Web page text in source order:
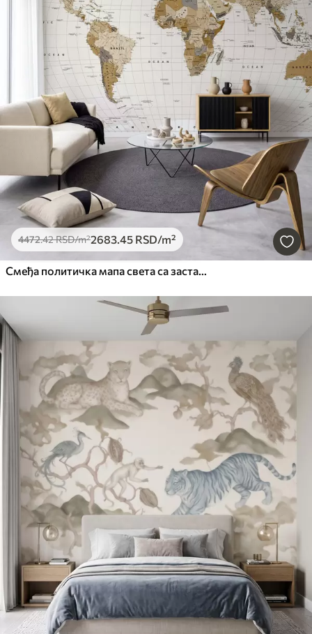
4472.42RSD/m²2683.45 RSD/m²
Смеђа политичка мапа света са заставама на енглеском језику